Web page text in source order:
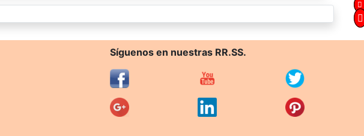
Síguenos en nuestras RR.SS.